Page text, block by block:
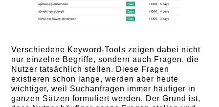
Verschiedene Keyword-Tools zeigen dabei nicht
nur einzelne Begriffe, sondern auch Fragen, die
Nutzer tatsächlich stellen. Diese Fragen
existieren schon lange, werden aber heute
wichtiger, weil Suchanfragen immer häufiger in
ganzen Sätzen formuliert werden. Der Grund ist,